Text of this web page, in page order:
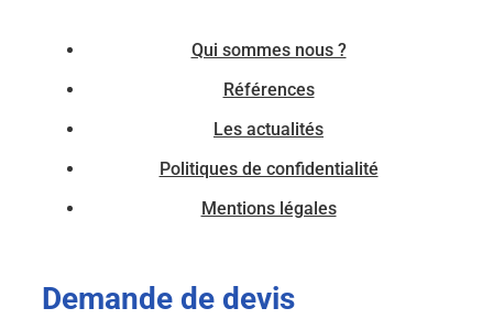
Qui sommes nous ?
Références
Les actualités
Politiques de confidentialité
Mentions légales
Demande de devis